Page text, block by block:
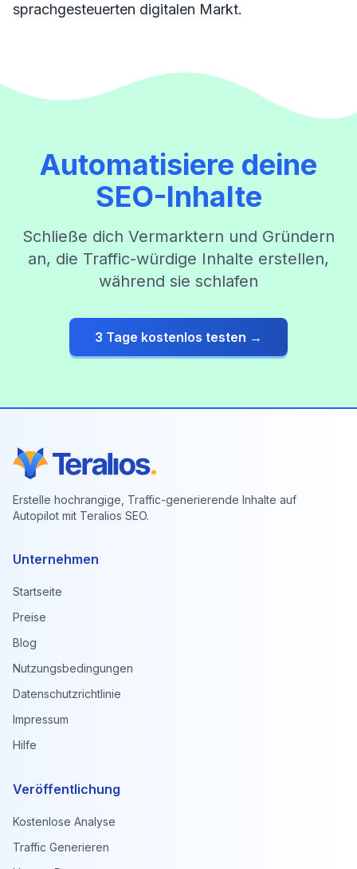
sprachgesteuerten digitalen Markt.
Automatisiere deine
SEO-Inhalte
Schließe dich Vermarktern und Gründern
an, die Traffic-würdige Inhalte erstellen,
während sie schlafen
3 Tage kostenlos testen →
Erstelle hochrangige, Traffic-generierende Inhalte auf
Autopilot mit Teralios SEO.
Unternehmen
Startseite
Preise
Blog
Nutzungsbedingungen
Datenschutzrichtlinie
Impressum
Hilfe
Veröffentlichung
Kostenlose Analyse
Traffic Generieren